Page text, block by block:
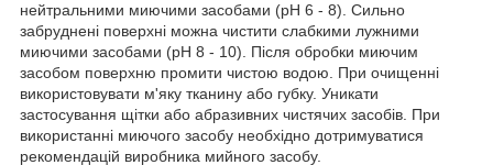
нейтральними миючими засобами (pH 6 - 8). Сильно
забруднені поверхні можна чистити слабкими лужними
миючими засобами (pH 8 - 10). Після обробки миючим
засобом поверхню промити чистою водою. При очищенні
використовувати м'яку тканину або губку. Уникати
застосування щітки або абразивних чистячих засобів. При
використанні миючого засобу необхідно дотримуватися
рекомендацій виробника мийного засобу.